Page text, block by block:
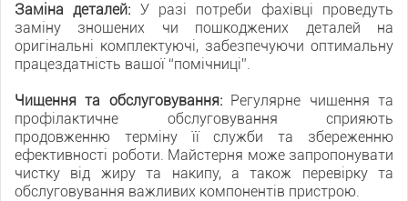
Заміна деталей: У разі потреби фахівці проведуть
заміну зношених чи пошкоджених деталей на
оригінальні комплектуючі, забезпечуючи оптимальну
працездатність вашої “помічниці”.
Чищення та обслуговування:Регулярне чищення та
профілактичне обслуговування сприяють
продовженню терміну її служби та збереженню
ефективності роботи. Майстерня може запропонувати
чистку від жиру та накипу, а також перевірку та
обслуговування важливих компонентів пристрою.